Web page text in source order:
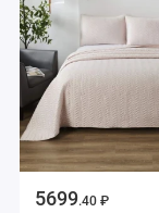
5699.40 ₽